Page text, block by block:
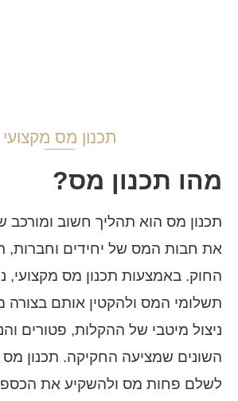
תכנון מס מקצועי
מהו תכנון מס?
תכנון מס הוא תהליך חשוב
את חבות המס של יחידים וחברות,
החוק. באמצעות תכנון מס מקצועי,
תשלומי המס ולהקטין אותם בצורה
ניצול מיטבי של ההקלות, פטורים
השונים שמציעה החקיקה. תכנון
לשלם פחות מס ולהשקיע את